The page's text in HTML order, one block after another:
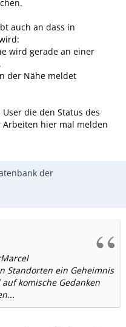
auch an dass in
wird gerade an einer
der Nähe meldet
die den Status des
hier mal melden
der
Standorten ein Geheimnis
komische Gedanken